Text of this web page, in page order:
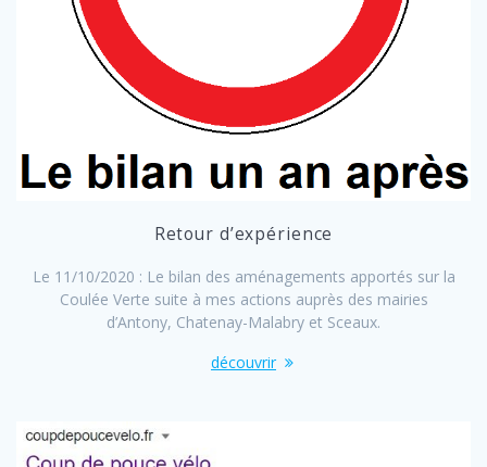
Retour d’expérience
Le 11/10/2020 : Le bilan des aménagements apportés sur la
Coulée Verte suite à mes actions auprès des mairies
d’Antony, Chatenay-Malabry et Sceaux.
découvrir